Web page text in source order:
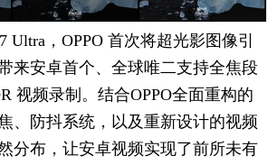
Ultra，OPPO 首次将超光影图像引
来安卓首个、全球唯二支持全焦段
视频录制。结合OPPO全面重构的
、防抖系统，以及重新设计的视频
分布，让安卓视频实现了前所未有